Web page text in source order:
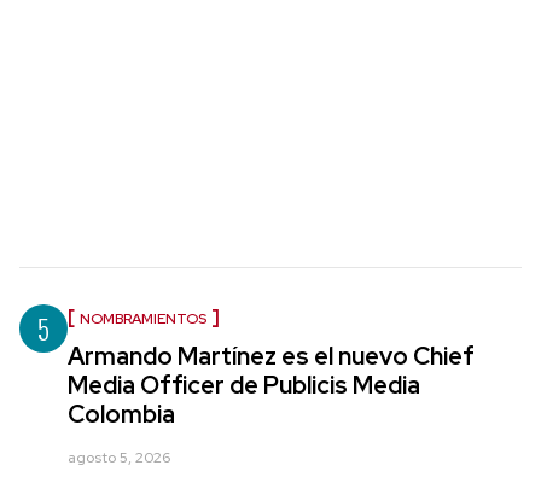
5 NOMBRAMIENTOS
Armando Martínez es el nuevo Chief
Media Officer de Publicis Media
Colombia
agosto 5, 2026